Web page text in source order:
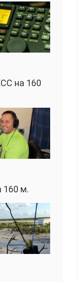
на 160
160 м.